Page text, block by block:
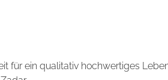
für ein qualitativ hochwertiges